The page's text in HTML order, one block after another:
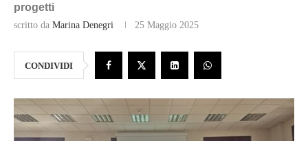
progetti
scritto da Marina Denegri 25 Maggio 2025
CONDIVIDI